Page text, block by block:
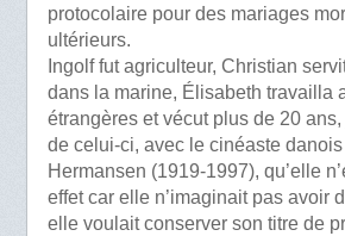
protocolaire pour des mariages
ultérieurs.
Ingolf fut agriculteur, Christian
dans la marine, Élisabeth travailla
étrangères et vécut plus de 20 ans,
de celui-ci, avec le cinéaste
Hermansen (1919-1997), qu’elle
effet car elle n’imaginait pas avoir
elle voulait conserver son titre de